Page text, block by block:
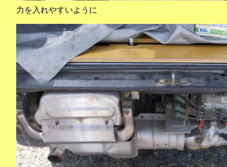
力を入れやすいように